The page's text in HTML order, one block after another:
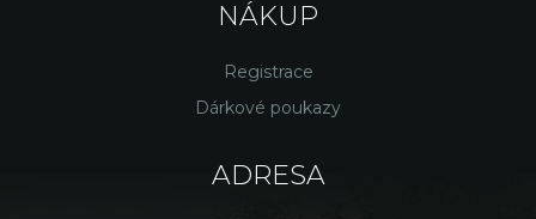
NÁKUP
Registrace
Dárkové poukazy
ADRESA